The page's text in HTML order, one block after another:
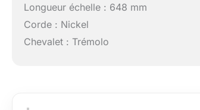
Longueur échelle : 648 mm
Corde : Nickel
Chevalet : Trémolo